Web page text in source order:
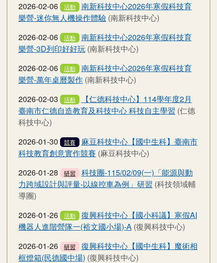
2026-02-06
活動
南新科技中⼼2026年寒假科技育
樂營-迷你無人機操作體驗 (南新科技中心)
2026-02-06
活動
南新科技中⼼2026年寒假科技育
樂營-3D列印好好玩 (南新科技中心)
2026-02-06
活動
南新科技中⼼2026年寒假科技育
樂營-萬年桌曆製作 (南新科技中心)
2026-02-03
活動
【仁德科技中心】114學年度2月
臺南市仁德自造教育及科技中心 科技自主學習 (仁德
科技中心)
2026-01-30
競賽
麻豆科技中心【國中生科】臺南市
科技教育創意實作競賽 (麻豆科技中心)
2026-01-28
研習
科技團-115/02/09(一)「能源與動
力跨域設計與評量-以線控車為例」研習 (科技領域輔
導團)
2026-01-26
活動
復興科技中心【國小科議】寒假AI
機器人進階營隊一(裕文國小場)-A (復興科技中心)
2026-01-26
研習
復興科技中心【國中生科】魔術相
框燈箱(民德國中場) (復興科技中心)